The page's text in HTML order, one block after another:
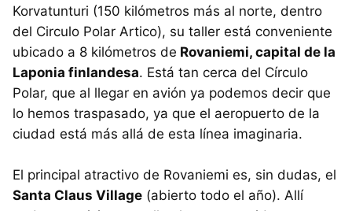
Korvatunturi (150 kilómetros más al norte, dentro
del Circulo Polar Artico), su taller está conveniente
ubicado a 8 kilómetros de Rovaniemi, capital de la
Laponia finlandesa. Está tan cerca del Círculo
Polar, que al llegar en avión ya podemos decir que
lo hemos traspasado, ya que el aeropuerto de la
ciudad está más allá de esta línea imaginaria.
El principal atractivo de Rovaniemi es, sin dudas, el
Santa Claus Village (abierto todo el año). Allí